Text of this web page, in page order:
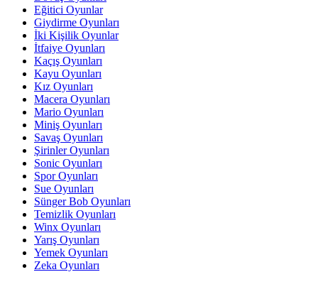
Eğitici Oyunlar
Giydirme Oyunları
İki Kişilik Oyunlar
İtfaiye Oyunları
Kaçış Oyunları
Kayu Oyunları
Kız Oyunları
Macera Oyunları
Mario Oyunları
Miniş Oyunları
Savaş Oyunları
Şirinler Oyunları
Sonic Oyunları
Spor Oyunları
Sue Oyunları
Sünger Bob Oyunları
Temizlik Oyunları
Winx Oyunları
Yarış Oyunları
Yemek Oyunları
Zeka Oyunları